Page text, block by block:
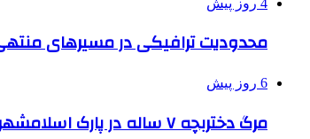
محدودیت ترافیکی در مسیرهای
6 روز پیش
مرگ دختربچه ۷ ساله در پارک اسلامشهر